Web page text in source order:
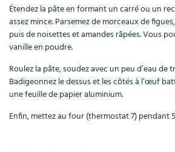
Feuilleter le catalogue
Recettes par type de plat
Recettes sans gluten
Recettes végétariennes et vegan
Questions à la rédaction
Entre abonné·es
Trucs & astuces
Étendez la pâte en formant un carré ou un
assez mince. Parsemez de morceaux de
puis de noisettes et amandes râpées. Vous
vanille en poudre.
Roulez la pâte, soudez avec un peu d’eau de
Badigeonnez le dessus et les côtés à l’œuf
une feuille de papier aluminium.
Enfin, mettez au four (thermostat 7) pendant